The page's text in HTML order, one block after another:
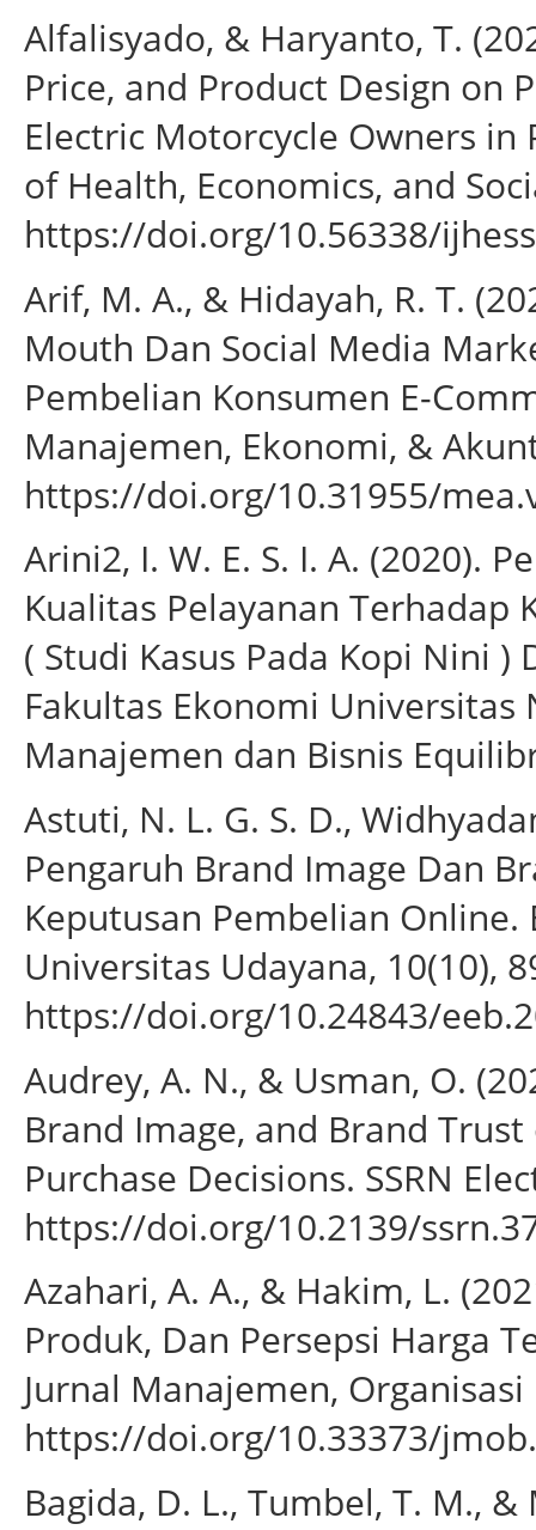
Alfalisyado, & Haryanto, T.
Price, and Product Design on
Electric Motorcycle Owners
of Health, Economics, and
https://doi.org/10.56338/
Arif, M. A., & Hidayah, R. T.
Mouth Dan Social Media
Pembelian Konsumen E-
Manajemen, Ekonomi, &
https://doi.org/10.31955/
Arini2, I. W. E. S. I. A. (2020).
Kualitas Pelayanan Terhadap
( Studi Kasus Pada Kopi Nini
Fakultas Ekonomi Universitas
Manajemen dan Bisnis
Astuti, N. L. G. S. D.,
Pengaruh Brand Image Dan
Keputusan Pembelian Online.
Universitas Udayana, 10(10),
https://doi.org/10.24843/
Audrey, A. N., & Usman, O.
Brand Image, and Brand
Purchase Decisions. SSRN
https://doi.org/10.2139/
Azahari, A. A., & Hakim, L.
Produk, Dan Persepsi Harga
Jurnal Manajemen, Organisasi
https://doi.org/10.33373/
Bagida, D. L., Tumbel, T. M.,